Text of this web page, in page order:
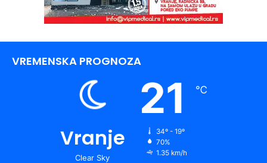
VREMENSKA PROGNOZA
Vranje
Clear Sky
21 ℃
34º - 19º
70%
1.35 km/h